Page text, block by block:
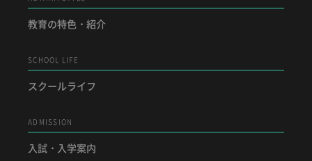
教育の特色・紹介
SCHOOL LIFE
スクールライフ
ADMISSION
入試・入学案内